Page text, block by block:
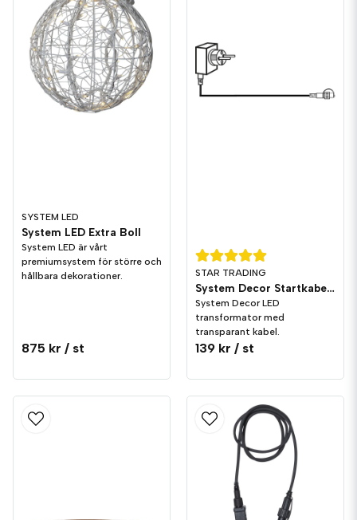
SYSTEM LED
System LED Extra Boll
System LED är vårt
premiumsystem för större och
hållbara dekorationer.
875 kr / st
STAR TRADING
System Decor Startkabel LED
System Decor LED
transformator med
transparant kabel.
139 kr / st